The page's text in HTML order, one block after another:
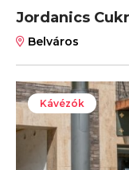
Jordanics
Belváros
Kávézók